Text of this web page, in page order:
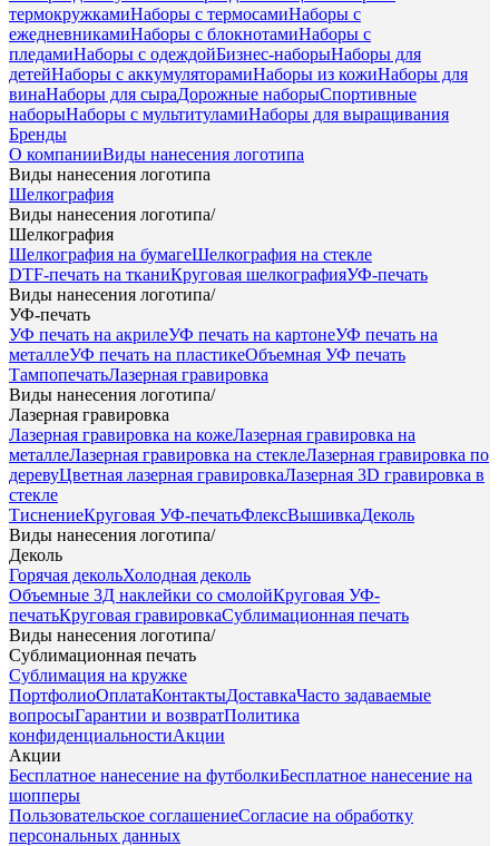
термокружкамиНаборы с термосамиНаборы с
ежедневникамиНаборы с блокнотамиНаборы с
пледамиНаборы с одеждойБизнес-наборыНаборы для
детейНаборы с аккумуляторамиНаборы из кожиНаборы для
винаНаборы для сыраДорожные наборыСпортивные
наборыНаборы с мультитуламиНаборы для выращивания
Бренды
О компанииВиды нанесения логотипа
Виды нанесения логотипа
Шелкография
Виды нанесения логотипа/
Шелкография
Шелкография на бумагеШелкография на стекле
DTF-печать на тканиКруговая шелкографияУФ-печать
Виды нанесения логотипа/
УФ-печать
УФ печать на акрилеУФ печать на картонеУФ печать на
металлеУФ печать на пластикеОбъемная УФ печать
ТампопечатьЛазерная гравировка
Виды нанесения логотипа/
Лазерная гравировка
Лазерная гравировка на кожеЛазерная гравировка на
металлеЛазерная гравировка на стеклеЛазерная гравировка по
деревуЦветная лазерная гравировкаЛазерная 3D гравировка в
стекле
ТиснениеКруговая УФ-печатьФлексВышивкаДеколь
Виды нанесения логотипа/
Деколь
Горячая декольХолодная деколь
Объемные 3Д наклейки со смолойКруговая УФ-
печатьКруговая гравировкаСублимационная печать
Виды нанесения логотипа/
Сублимационная печать
Сублимация на кружке
ПортфолиоОплатаКонтактыДоставкаЧасто задаваемые
вопросыГарантии и возвратПолитика
конфиденциальностиАкции
Акции
Бесплатное нанесение на футболкиБесплатное нанесение на
шопперы
Пользовательское соглашениеСогласие на обработку
персональных данных